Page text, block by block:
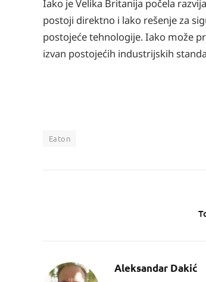
Iako je Velika Britanija počela
postoji direktno i lako rešenje za
postojeće tehnologije. Iako može
izvan postojećih industrijskih
Eaton
Aleksandar Dakić